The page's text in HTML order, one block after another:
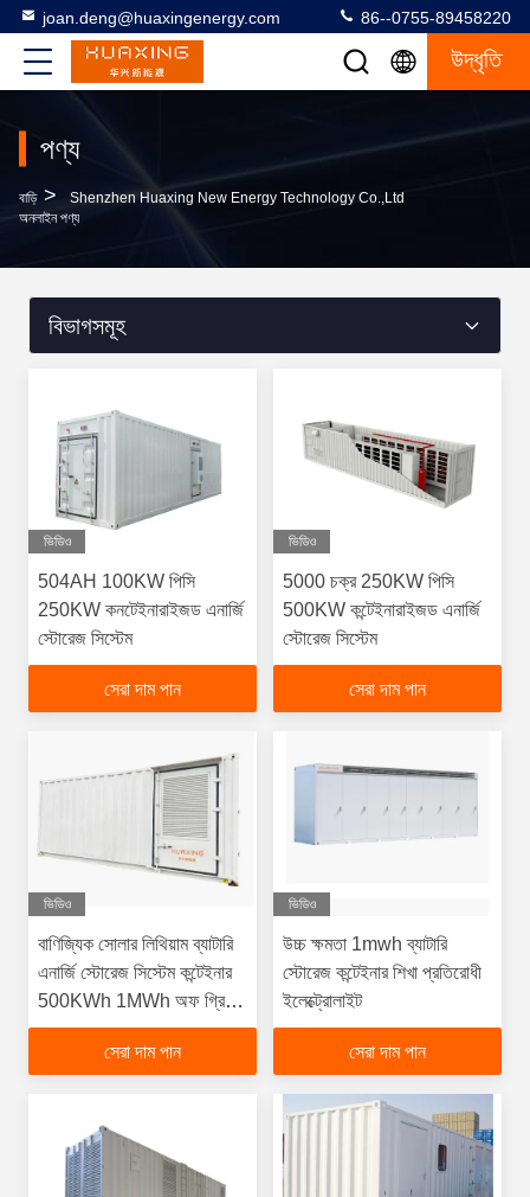
joan.deng@huaxingenergy.com 86--0755-89458220
উদ্ধৃতি
পণ্য
বাড়ি >
Shenzhen Huaxing New Energy Technology Co.,Ltd
অনলাইন পণ্য
বিভাগসমূহ
ভিডিও
504AH 100KW পিসি
250KW কনটেইনারাইজড এনার্জি
স্টোরেজ সিস্টেম
সেরা দাম পান
ভিডিও
5000 চক্র 250KW পিসি
500KW কন্টেইনারাইজড এনার্জি
স্টোরেজ সিস্টেম
সেরা দাম পান
ভিডিও
বাণিজ্যিক সোলার লিথিয়াম ব্যাটারি
এনার্জি স্টোরেজ সিস্টেম কন্টেইনার
500KWh 1MWh অফ গ্রিড
ESS
সেরা দাম পান
ভিডিও
উচ্চ ক্ষমতা 1mwh ব্যাটারি
স্টোরেজ কন্টেইনার শিখা প্রতিরোধী
ইলেক্ট্রোলাইট
সেরা দাম পান